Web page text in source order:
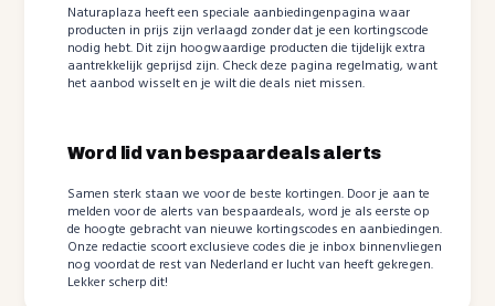
Naturaplaza heeft een speciale aanbiedingenpagina waar
producten in prijs zijn verlaagd zonder dat je een kortingscode
nodig hebt. Dit zijn hoogwaardige producten die tijdelijk extra
aantrekkelijk geprijsd zijn. Check deze pagina regelmatig, want
het aanbod wisselt en je wilt die deals niet missen.
Word lid van bespaardeals alerts
Samen sterk staan we voor de beste kortingen. Door je aan te
melden voor de alerts van bespaardeals, word je als eerste op
de hoogte gebracht van nieuwe kortingscodes en aanbiedingen.
Onze redactie scoort exclusieve codes die je inbox binnenvliegen
nog voordat de rest van Nederland er lucht van heeft gekregen.
Lekker scherp dit!